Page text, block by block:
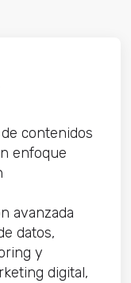
contenidos
enfoque
avanzada
datos,
y
digital,